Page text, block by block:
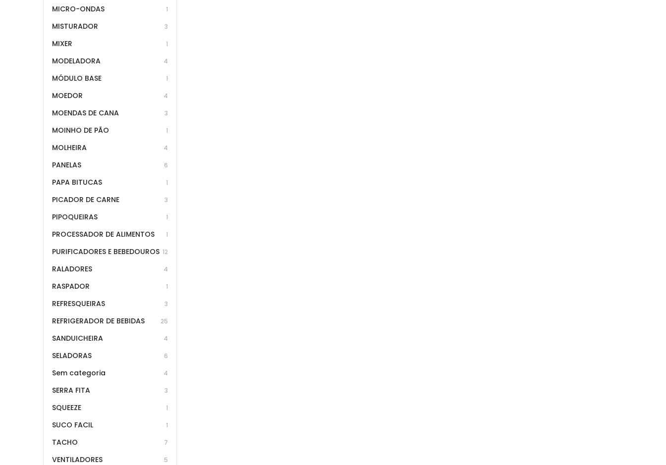
MICRO-ONDAS 1
MISTURADOR 3
MIXER 1
MODELADORA 4
MÓDULO BASE 1
MOEDOR 4
MOENDAS DE CANA 3
MOINHO DE PÃO 1
MOLHEIRA 4
PANELAS 6
PAPA BITUCAS 1
PICADOR DE CARNE 3
PIPOQUEIRAS 1
PROCESSADOR DE ALIMENTOS 1
PURIFICADORES E BEBEDOUROS 12
RALADORES 4
RASPADOR 1
REFRESQUEIRAS 3
REFRIGERADOR DE BEBIDAS 25
SANDUICHEIRA 4
SELADORAS 6
Sem categoria 4
SERRA FITA 3
SQUEEZE 1
SUCO FACIL 1
TACHO 7
VENTILADORES 5